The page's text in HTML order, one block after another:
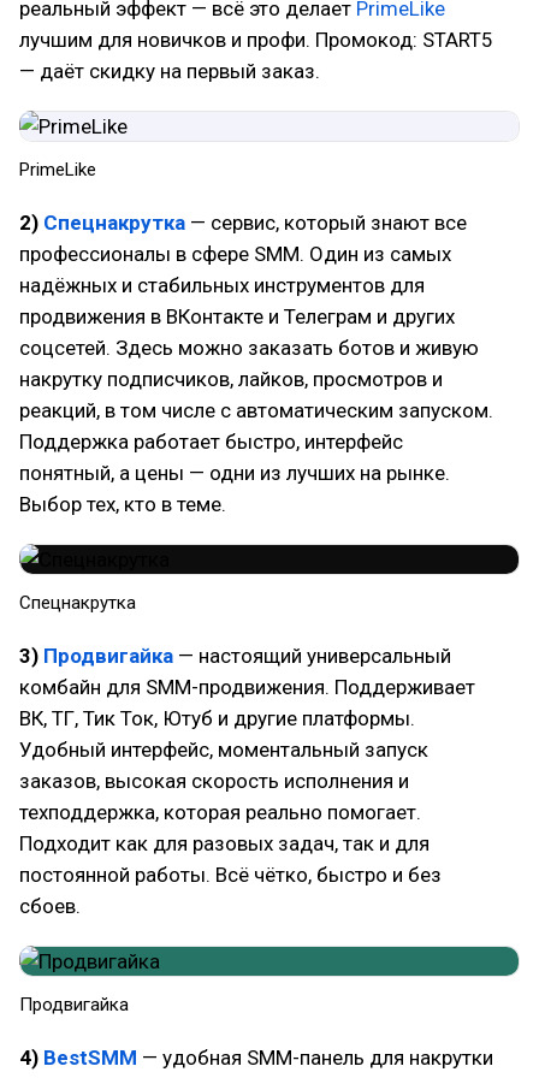
реальный эффект — всё это делает PrimeLike
лучшим для новичков и профи. Промокод: START5
— даёт скидку на первый заказ.
PrimeLike
2) Спецнакрутка — сервис, который знают все
профессионалы в сфере SMM. Один из самых
надёжных и стабильных инструментов для
продвижения в ВКонтакте и Телеграм и других
соцсетей. Здесь можно заказать ботов и живую
накрутку подписчиков, лайков, просмотров и
реакций, в том числе с автоматическим запуском.
Поддержка работает быстро, интерфейс
понятный, а цены — одни из лучших на рынке.
Выбор тех, кто в теме.
Спецнакрутка
3) Продвигайка — настоящий универсальный
комбайн для SMM-продвижения. Поддерживает
ВК, ТГ, Тик Ток, Ютуб и другие платформы.
Удобный интерфейс, моментальный запуск
заказов, высокая скорость исполнения и
техподдержка, которая реально помогает.
Подходит как для разовых задач, так и для
постоянной работы. Всё чётко, быстро и без
сбоев.
Продвигайка
4) BestSMM — удобная SMM-панель для накрутки